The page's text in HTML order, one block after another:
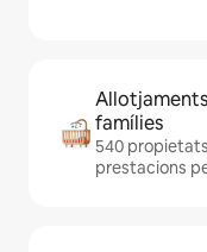
famílies
540
prestacions